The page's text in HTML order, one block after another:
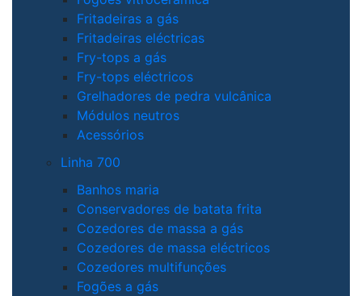
Fritadeiras a gás
Fritadeiras eléctricas
Fry-tops a gás
Fry-tops eléctricos
Grelhadores de pedra vulcânica
Módulos neutros
Acessórios
Linha 700
Banhos maria
Conservadores de batata frita
Cozedores de massa a gás
Cozedores de massa eléctricos
Cozedores multifunções
Fogões a gás